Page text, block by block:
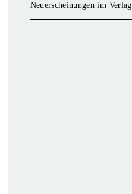
Neuerscheinungen im Verlag